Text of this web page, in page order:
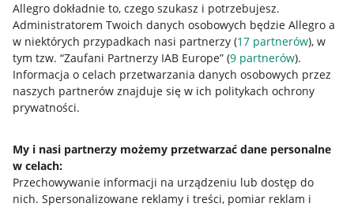
Allegro dokładnie to, czego szukasz i potrzebujesz.
Administratorem Twoich danych osobowych będzie Allegro a
w niektórych przypadkach nasi partnerzy (17 partnerów), w
tym tzw. “Zaufani Partnerzy IAB Europe” (9 partnerów).
Informacja o celach przetwarzania danych osobowych przez
naszych partnerów znajduje się w ich politykach ochrony
prywatności.
My i nasi partnerzy możemy przetwarzać dane personalne
w celach:
Przechowywanie informacji na urządzeniu lub dostęp do
nich. Spersonalizowane reklamy i treści, pomiar reklam i
Przydatne informacje
Jak to działa
Allegro Gadane dla sprzedających
Allegro Gadane dla kupujących